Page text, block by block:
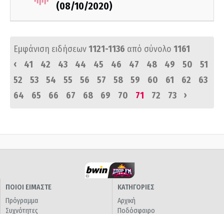
(08/10/2020)
Εμφάνιση ειδήσεων1121-1136 από σύνολο 1161
‹
41 42 43 44 45 46 47 48 49 50
51
52
53 54 55 56 57 58 59 60 61 62
63
64
65 66 67 68 69 70 71 72 73 ›
ΠΟΙΟΙ ΕΙΜΑΣΤΕ
Πρόγραμμα
Συχνότητες
ΚΑΤΗΓΟΡΙΕΣ
Αρχική
Ποδόσφαιρο